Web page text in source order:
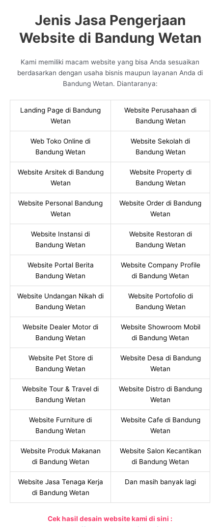
Jenis Jasa Pengerjaan
Website di Bandung Wetan
Kami memiliki macam website yang bisa Anda sesuaikan
berdasarkan dengan usaha bisnis maupun layanan Anda di
Bandung Wetan. Diantaranya:
Landing Page di Bandung
Wetan
Website Perusahaan di
Bandung Wetan
Web Toko Online di
Bandung Wetan
Website Sekolah di
Bandung Wetan
Website Arsitek di Bandung
Wetan
Website Property di
Bandung Wetan
Website Personal Bandung
Wetan
Website Order di Bandung
Wetan
Website Instansi di
Bandung Wetan
Website Restoran di
Bandung Wetan
Website Portal Berita
Bandung Wetan
Website Company Profile
di Bandung Wetan
Website Undangan Nikah di
Bandung Wetan
Website Portofolio di
Bandung Wetan
Website Dealer Motor di
Bandung Wetan
Website Showroom Mobil
di Bandung Wetan
Website Pet Store di
Bandung Wetan
Website Desa di Bandung
Wetan
Website Tour & Travel di
Bandung Wetan
Website Distro di Bandung
Wetan
Website Furniture di
Bandung Wetan
Website Cafe di Bandung
Wetan
Website Produk Makanan
di Bandung Wetan
Website Salon Kecantikan
di Bandung Wetan
Website Jasa Tenaga Kerja
di Bandung Wetan
Dan masih banyak lagi
Cek hasil desain website kami di sini :